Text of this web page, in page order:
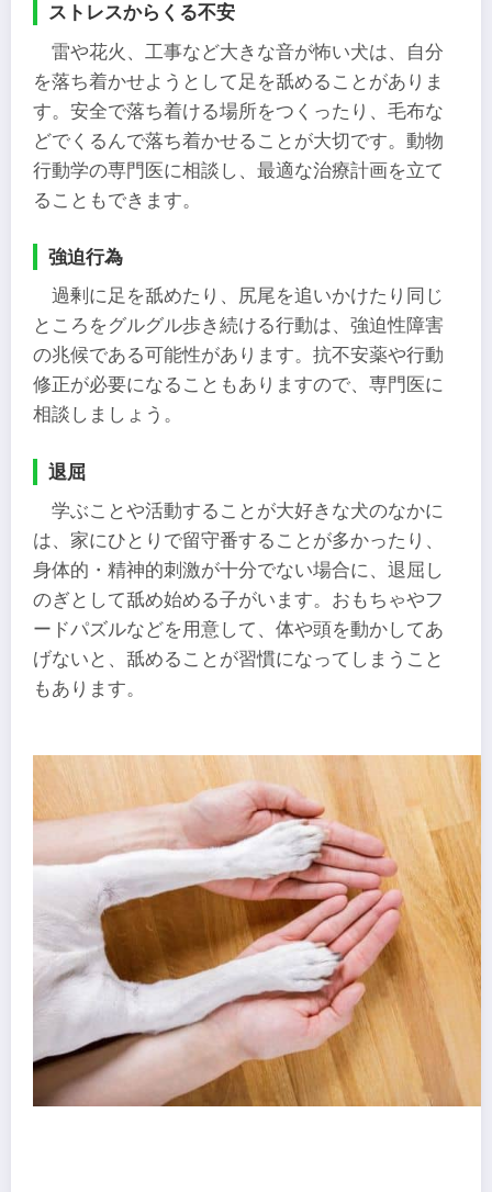
ストレスからくる不安
雷や花火、工事など大きな音が怖い犬は、自分
を落ち着かせようとして足を舐めることがありま
す。安全で落ち着ける場所をつくったり、毛布な
どでくるんで落ち着かせることが大切です。動物
行動学の専門医に相談し、最適な治療計画を立て
ることもできます。
強迫行為
過剰に足を舐めたり、尻尾を追いかけたり同じ
ところをグルグル歩き続ける行動は、強迫性障害
の兆候である可能性があります。抗不安薬や行動
修正が必要になることもありますので、専門医に
相談しましょう。
退屈
学ぶことや活動することが大好きな犬のなかに
は、家にひとりで留守番することが多かったり、
身体的・精神的刺激が十分でない場合に、退屈し
のぎとして舐め始める子がいます。おもちゃやフ
ードパズルなどを用意して、体や頭を動かしてあ
げないと、舐めることが習慣になってしまうこと
もあります。